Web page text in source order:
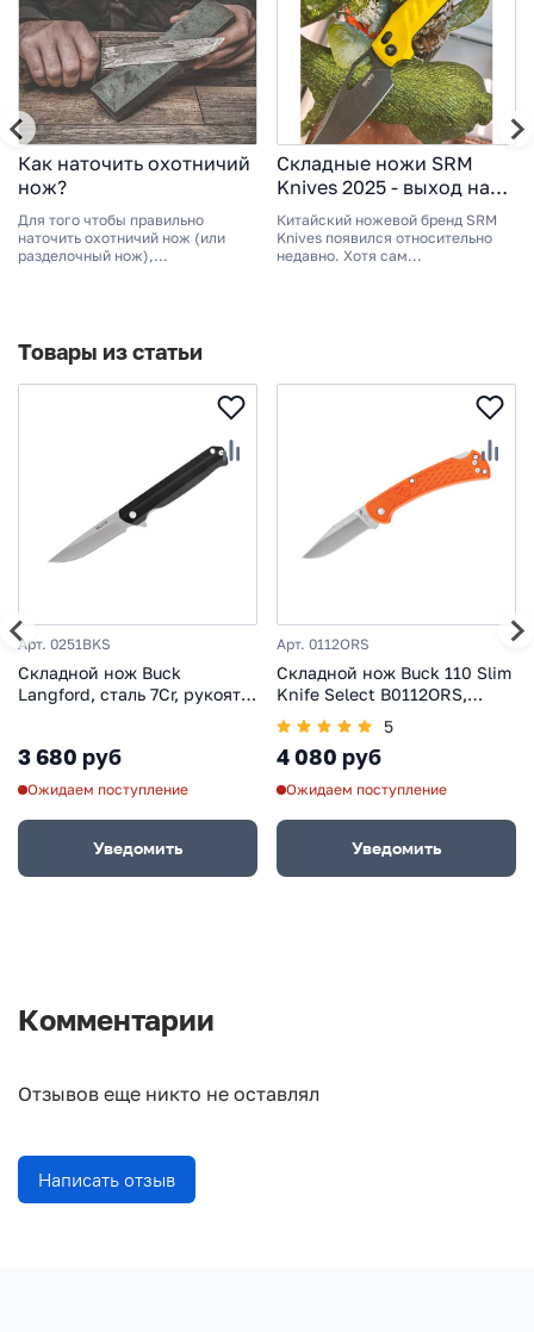
Как наточить охотничий
нож?
Для того чтобы правильно
наточить охотничий нож (или
разделочный нож),...
Складные ножи SRM
Knives 2025 - выход на
мировой рынок
Китайский ножевой бренд SRM
Knives появился относительно
недавно. Хотя сам...
Товары из статьи
Арт. 0251BKS
Складной нож Buck
Langford, сталь 7Cr, рукоять
3 680 руб
Ожидаем поступление
Уведомить
Арт. 0112ORS
Складной нож Buck 110 Slim
Knife Select B0112ORS,
сталь 420HC, рукоять
термопластик
5
4 080 руб
Ожидаем поступление
Уведомить
Комментарии
Отзывов еще никто не оставлял
Написать отзыв